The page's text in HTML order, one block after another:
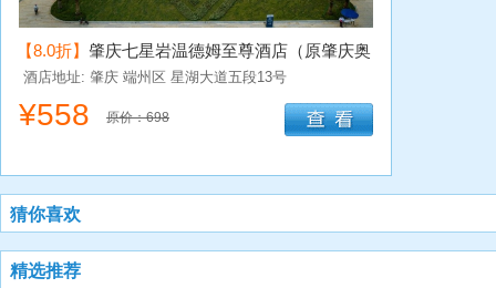
【8.0折】 肇庆七星岩温德姆至尊酒店（原肇庆奥
威斯酒店）
酒店地址: 肇庆 端州区 星湖大道五段13号
¥558 原价：698
猜你喜欢
精选推荐